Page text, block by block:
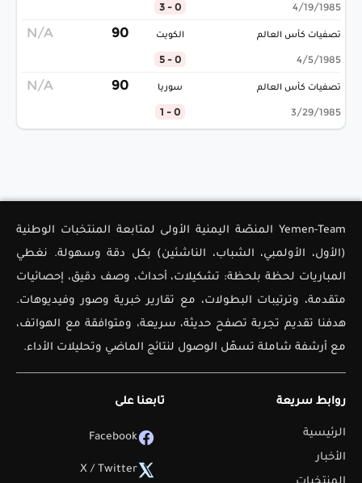
4/19/1985
0 - 3
تصفيات كأس العالم
4/5/1985
الكويت
0 - 5
90
N/A
تصفيات كأس العالم
3/29/1985
سوريا
0 - 1
90
N/A
Yemen-Team المنصّة اليمنية الأولى لمتابعة المنتخبات الوطنية
(الأول، الأولمبي، الشباب، الناشئين) بكل دقة وسهولة. نغطي
المباريات لحظة بلحظة: تشكيلات، أحداث، وصف دقيق، إحصائيات
متقدمة، وترتيبات البطولات، مع تقارير خبرية وصور وفيديوهات.
هدفنا تقديم تجربة تصفح حديثة، سريعة، ومتوافقة مع الهواتف،
مع أرشفة شاملة تسهّل الوصول لنتائج الماضي وتحليلات الأداء.
روابط سريعة
الرئيسية
الأخبار
تابعنا على
Facebook
X / Twitter